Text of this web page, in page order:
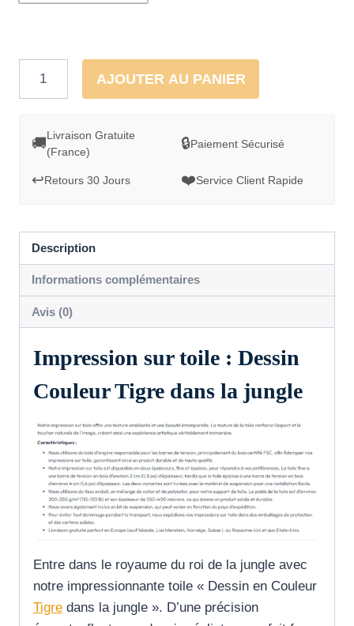
mural
Dessin
dans
la
jungle
AJOUTER AU PANIER
🚚 Livraison Gratuite
(France)
🔒Paiement Sécurisé
↩️ Retours 30 Jours ❤️Service Client Rapide
Description
Informations complémentaires
Avis (0)
Impression sur toile : Dessin
Couleur Tigre dans la jungle
Entre dans le royaume du roi de la jungle avec
notre impressionnante toile « Dessin en Couleur
Tigre dans la jungle ». D’une précision